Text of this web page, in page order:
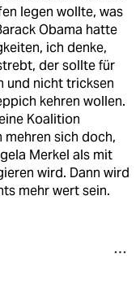
legen wollte, was
Obama hatte
ich denke,
der sollte für
und nicht tricksen
kehren wollen.
Koalition
mehren sich doch,
Merkel als mit
wird. Dann wird
mehr wert sein.